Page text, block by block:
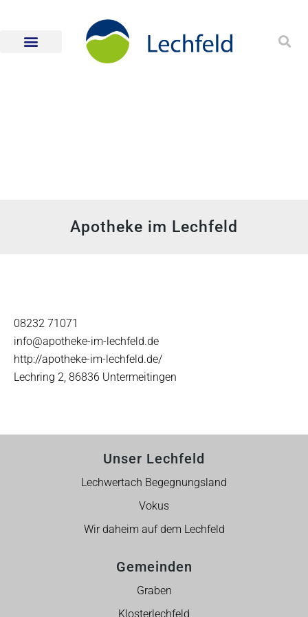
Apotheke im Lechfeld
08232 71071
info@apotheke-im-lechfeld.de
http://apotheke-im-lechfeld.de/
Lechring 2, 86836 Untermeitingen
Unser Lechfeld
Lechwertach Begegnungsland
Vokus
Wir daheim auf dem Lechfeld
Gemeinden
Graben
Klosterlechfeld